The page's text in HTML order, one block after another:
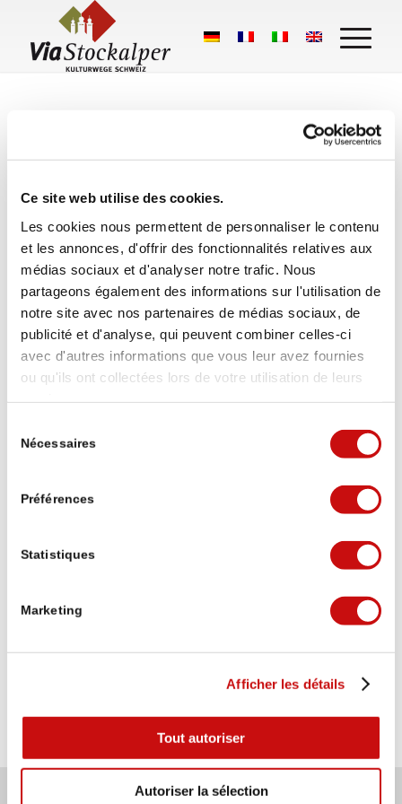
Ce site web utilise des cookies.
Les cookies nous permettent de personnaliser le contenu
et les annonces, d'offrir des fonctionnalités relatives aux
médias sociaux et d'analyser notre trafic. Nous
partageons également des informations sur l'utilisation de
notre site avec nos partenaires de médias sociaux, de
publicité et d'analyse, qui peuvent combiner celles-ci
avec d'autres informations que vous leur avez fournies
ou qu'ils ont collectées lors de votre utilisation de leurs
Nécessaires
Préférences
Statistiques
Marketing
Afficher les détails
Tout autoriser
Autoriser la sélection
Ce que disent les randonneurs :
Stockalperweg
50 Google Bewertungen
Eine Bewertung schreiben
Puh die erste Etappe von Brig auf den
Simplonpass war ganz schön hart mit dem
1720 Höhenmeter. Mit 10kg Rucksack. Aber
geschafft 😁, und mittlerweile nach der
Simplon Dorf.
Verifiziert von: Trustindex
© Brig Simplon Tourismus AG
Stockalperweg.ch utilise des cookies pour vous offrir la